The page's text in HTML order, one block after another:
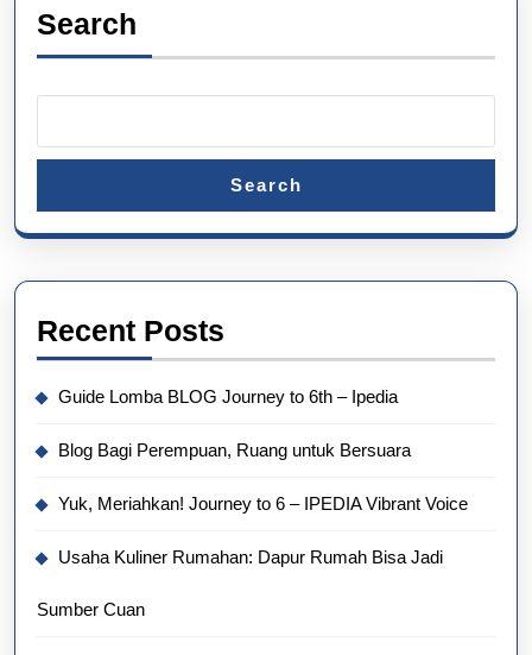
Search
Search
Recent Posts
Guide Lomba BLOG Journey to 6th – Ipedia
Blog Bagi Perempuan, Ruang untuk Bersuara
Yuk, Meriahkan! Journey to 6 – IPEDIA Vibrant Voice
Usaha Kuliner Rumahan: Dapur Rumah Bisa Jadi
Sumber Cuan